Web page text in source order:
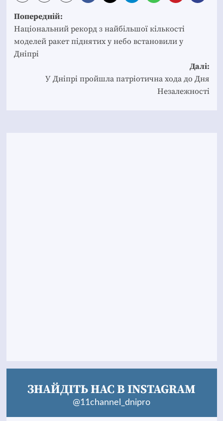
Post
navigation
Попередній:
Національний рекорд з найбільшої кількості
моделей ракет піднятих у небо встановили у
Дніпрі
Далі:
У Дніпрі пройшла патріотична хода до Дня
Незалежності
ЗНАЙДІТЬ НАС В INSTAGRAM
@11channel_dnipro